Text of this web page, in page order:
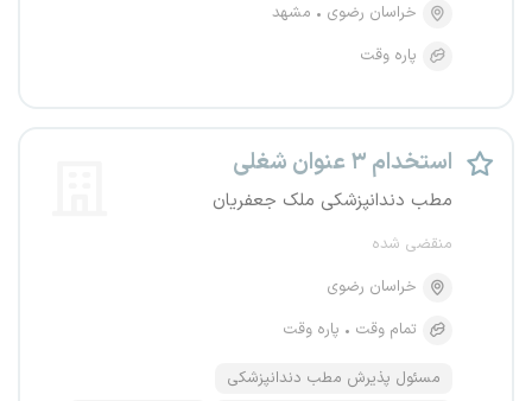
خراسان رضوی
مشهد
پاره وقت
استخدام ۳ عنوان شغلی
مطب دندانپزشکی ملک جعفریان
منقضی شده
خراسان رضوی
تمام وقت
پاره وقت
مسئول پذیرش مطب دندانپزشکی